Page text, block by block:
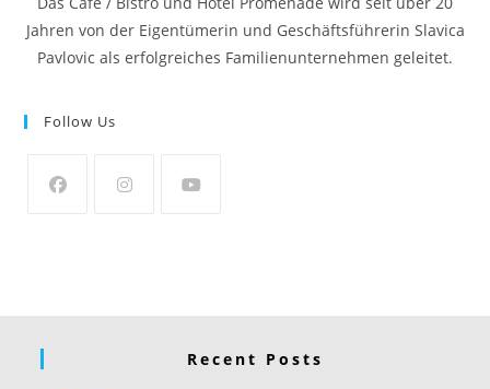
Jahren von der Eigentümerin und Geschäftsführerin Slavica
Pavlovic als erfolgreiches Familienunternehmen geleitet.
Follow Us
Recent Posts